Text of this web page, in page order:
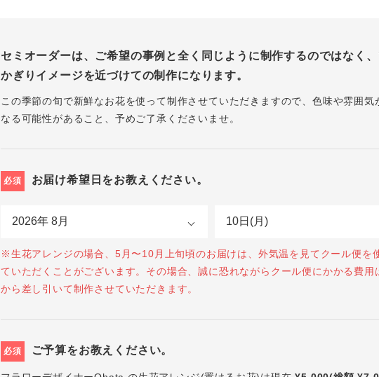
セミオーダーは、ご希望の事例と全く同じように制作するのではなく
かぎりイメージを近づけての制作になります。
この季節の旬で新鮮なお花を使って制作させていただきますので、色味や雰囲気
なる可能性があること、予めご了承くださいませ。
必須 お届け希望日をお教えください。
※生花アレンジの場合、5月〜10月上旬頃のお届けは、外気温を見てクール便を
ていただくことがございます。その場合、誠に恐れながらクール便にかかる費用
から差し引いて制作させていただきます。
必須 ご予算をお教えください。